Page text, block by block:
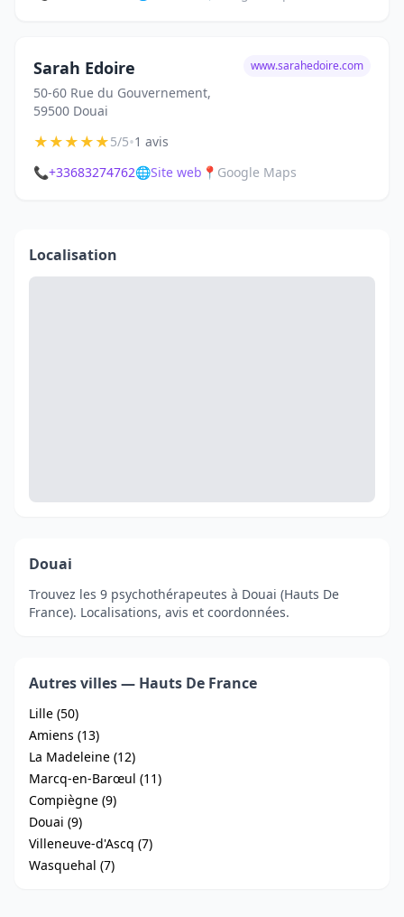
Sarah Edoire
50-60 Rue du Gouvernement,
59500 Douai
www.sarahedoire.com
★★★★★5/5•1 avis
📞+33683274762🌐Site web 📍 Google Maps
Localisation
Douai
Trouvez les 9 psychothérapeutes à Douai (Hauts De
France). Localisations, avis et coordonnées.
Autres villes — Hauts De France
Lille (50)
Amiens (13)
La Madeleine (12)
Marcq-en-Barœul (11)
Compiègne (9)
Douai (9)
Villeneuve-d'Ascq (7)
Wasquehal (7)